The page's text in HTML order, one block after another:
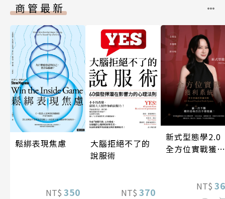
商管最新
鬆綁表現焦慮
NT$ 350
大腦拒絕不了的
說服術
NT$ 370
新式型態學
全方位實戰獲利
NT$